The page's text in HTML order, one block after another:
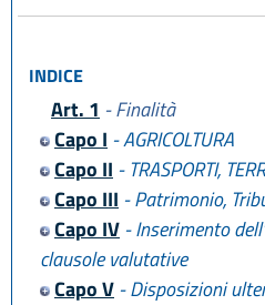
INDICE
Art. 1 - Finalità
Capo I - AGRICOLTURA
Capo II - TRASPORTI,
Capo III - Patrimonio,
Capo IV- Inserimento
clausole valutative
Capo V- Disposizioni